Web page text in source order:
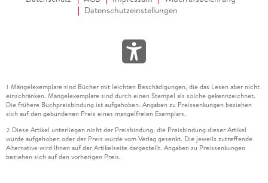
Datenschutzeinstellungen
1 Mängelexemplare sind Bücher mit leichten Beschädigungen, die das Lesen aber nicht
einschränken. Mängelexemplare sind durch einen Stempel als solche gekennzeichnet.
Die frühere Buchpreisbindung ist aufgehoben. Angaben zu Preissenkungen beziehen
sich auf den gebundenen Preis eines mangelfreien Exemplars.
2 Diese Artikel unterliegen nicht der Preisbindung, die Preisbindung dieser Artikel
wurde aufgehoben oder der Preis wurde vom Verlag gesenkt. Die jeweils zutreffende
Alternative wird Ihnen auf der Artikelseite dargestellt. Angaben zu Preissenkungen
beziehen sich auf den vorherigen Preis.